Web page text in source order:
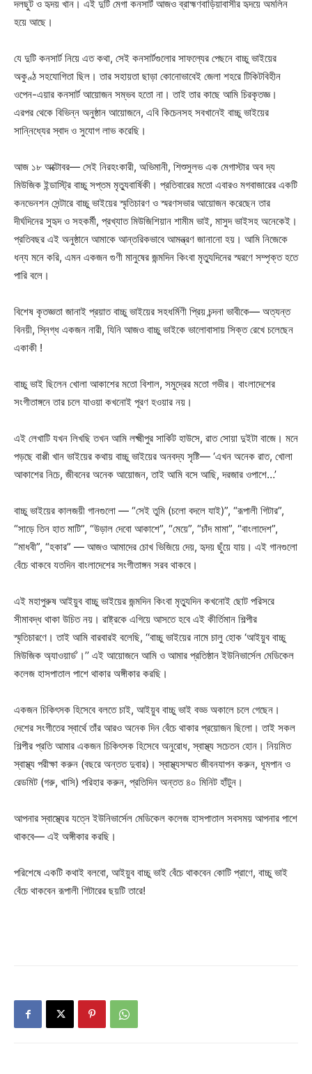
দলছুট ও হৃদয় খান। এই দুটি মেগা কনসার্ট আজও ব্রাহ্মণবাড়িয়াবাসীর হৃদয়ে অমলিন
হয়ে আছে।
যে দুটি কনসার্ট নিয়ে এত কথা, সেই কনসার্টগুলোর সাফল্যের পেছনে বাচ্চু ভাইয়ের
অকুণ্ঠ সহযোগিতা ছিল। তার সহায়তা ছাড়া কোনোভাবেই জেলা শহরে টিকিটবিহীন
ওপেন-এয়ার কনসার্ট আয়োজন সম্ভব হতো না। তাই তার কাছে আমি চিরকৃতজ্ঞ।
এরপর থেকে বিভিন্ন অনুষ্ঠান আয়োজনে, এবি কিচেনসহ সবখানেই বাচ্চু ভাইয়ের
সান্নিধ্যের স্বাদ ও সুযোগ লাভ করেছি।
আজ ১৮ অক্টোবর— সেই নিরহংকারী, অভিমানী, শিশুসুলভ এক মেগাস্টার অব দ্য
মিউজিক ইন্ডাস্ট্রি বাচ্চু সপ্তম মৃত্যুবার্ষিকী। প্রতিবারের মতো এবারও মগবাজারের একটি
কনভেনশন সেন্টারে বাচ্চু ভাইয়ের স্মৃতিচারণ ও স্মরণসভার আয়োজন করেছেন তার
দীর্ঘদিনের সুহৃদ ও সহকর্মী, প্রখ্যাত মিউজিশিয়ান শামীম ভাই, মাসুদ ভাইসহ অনেকেই।
প্রতিবছর এই অনুষ্ঠানে আমাকে আন্তরিকভাবে আমন্ত্রণ জানানো হয়। আমি নিজেকে
ধন্য মনে করি, এমন একজন গুণী মানুষের জন্মদিন কিংবা মৃত্যুদিনের স্মরণে সম্পৃক্ত হতে
পারি বলে।
বিশেষ কৃতজ্ঞতা জানাই প্রয়াত বাচ্চু ভাইয়ের সহধর্মিণী প্রিয় চন্দনা ভাবীকে— অত্যন্ত
বিনয়ী, স্নিগ্ধ একজন নারী, যিনি আজও বাচ্চু ভাইকে ভালোবাসায় সিক্ত রেখে চলেছেন
একাকী !
বাচ্চু ভাই ছিলেন খোলা আকাশের মতো বিশাল, সমুদ্রের মতো গভীর। বাংলাদেশের
সংগীতাঙ্গনে তার চলে যাওয়া কখনোই পূরণ হওয়ার নয়।
এই লেখাটি যখন লিখছি তখন আমি লক্ষ্মীপুর সার্কিট হাউসে, রাত সোয়া দুইটা বাজে। মনে
পড়ছে বাপ্পী খান ভাইয়ের কথায় বাচ্চু ভাইয়ের অনবদ্য সৃষ্টি— ‘এখন অনেক রাত, খোলা
আকাশের নিচে, জীবনের অনেক আয়োজন, তাই আমি বসে আছি, দরজার ওপাশে…’
বাচ্চু ভাইয়ের কালজয়ী গানগুলো — “সেই তুমি (চলো বদলে যাই)”, “রূপালী গিটার”,
“সাড়ে তিন হাত মাটি”, “উড়াল দেবো আকাশে”, “মেয়ে”, “চাঁদ মামা”, “বাংলাদেশ”,
“মাধবী”, “হকার” — আজও আমাদের চোখ ভিজিয়ে দেয়, হৃদয় ছুঁয়ে যায়। এই গানগুলো
বেঁচে থাকবে যতদিন বাংলাদেশের সংগীতাঙ্গন সরব থাকবে।
এই মহাপুরুষ আইয়ুব বাচ্চু ভাইয়ের জন্মদিন কিংবা মৃত্যুদিন কখনোই ছোট পরিসরে
সীমাবদ্ধ থাকা উচিত নয়। রাষ্ট্রকে এগিয়ে আসতে হবে এই কীর্তিমান শিল্পীর
স্মৃতিচারণে। তাই আমি বারবারই বলেছি, ‘‘বাচ্চু ভাইয়ের নামে চালু হোক ‘আইয়ুব বাচ্চু
মিউজিক অ্যাওয়ার্ড’।’’ এই আয়োজনে আমি ও আমার প্রতিষ্ঠান ইউনিভার্সেল মেডিকেল
কলেজ হাসপাতাল পাশে থাকার অঙ্গীকার করছি।
একজন চিকিৎসক হিসেবে বলতে চাই, আইয়ুব বাচ্চু ভাই বড্ড অকালে চলে গেছেন।
দেশের সংগীতের স্বার্থে তাঁর আরও অনেক দিন বেঁচে থাকার প্রয়োজন ছিলো। তাই সকল
শিল্পীর প্রতি আমার একজন চিকিৎসক হিসেবে অনুরোধ, স্বাস্থ্য সচেতন হোন। নিয়মিত
স্বাস্থ্য পরীক্ষা করুন (বছরে অন্তত দুবার)। স্বাস্থ্যসম্মত জীবনযাপন করুন, ধূমপান ও
রেডমিট (গরু, খাসি) পরিহার করুন, প্রতিদিন অন্তত ৪০ মিনিট হাঁটুন।
আপনার স্বাস্থ্যের যত্নে ইউনিভার্সেল মেডিকেল কলেজ হাসপাতাল সবসময় আপনার পাশে
থাকবে— এই অঙ্গীকার করছি।
পরিশেষে একটি কথাই বলবো, আইয়ুব বাচ্চু ভাই বেঁচে থাকবেন কোটি প্রাণে, বাচ্চু ভাই
বেঁচে থাকবেন রূপালী গিটারের ছয়টি তারে!